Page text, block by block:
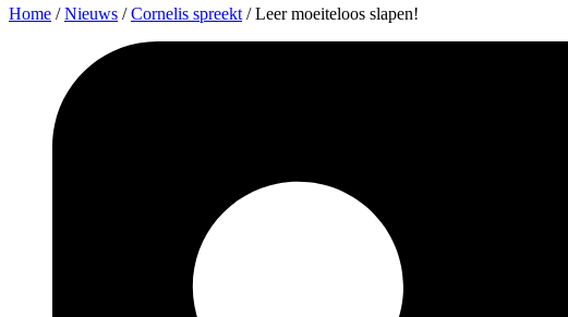
Home /Nieuws /Cornelis spreekt /Leer moeiteloos slapen!